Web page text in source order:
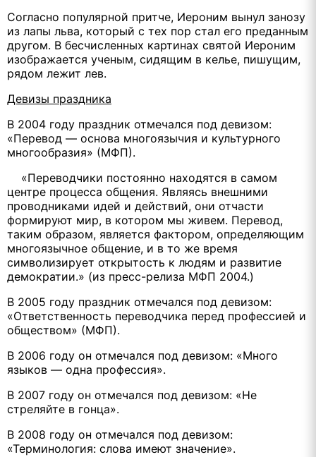
Согласно популярной притче, Иероним вынул занозу
из лапы льва, который с тех пор стал его преданным
другом. В бесчисленных картинах святой Иероним
изображается ученым, сидящим в келье, пишущим,
рядом лежит лев.
Девизы праздника
В 2004 году праздник отмечался под девизом:
«Перевод — основа многоязычия и культурного
многообразия» (МФП).
«Переводчики постоянно находятся в самом
центре процесса общения. Являясь внешними
проводниками идей и действий, они отчасти
формируют мир, в котором мы живем. Перевод,
таким образом, является фактором, определяющим
многоязычное общение, и в то же время
символизирует открытость к людям и развитие
демократии.» (из пресс-релиза МФП 2004.)
В 2005 году праздник отмечался под девизом:
«Ответственность переводчика перед профессией и
обществом» (МФП).
В 2006 году он отмечался под девизом: «Много
языков — одна профессия».
В 2007 году он отмечался под девизом: «Не
стреляйте в гонца».
В 2008 году он отмечался под девизом:
«Терминология: слова имеют значение».